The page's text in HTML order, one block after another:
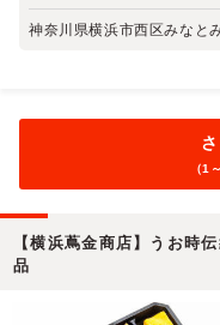
神奈川県横浜市西区みなと
（1～
【横浜蔦金商店】うお時
品